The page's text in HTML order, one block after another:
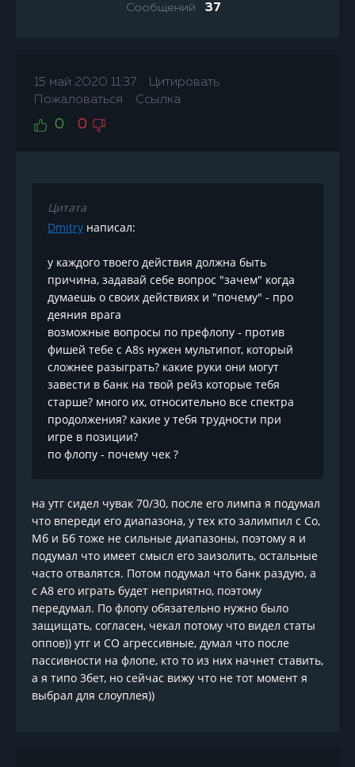
Сообщений 37
15 май 2020 11:37
Цитировать
Пожаловаться
Ссылка
0 0
Цитата
Dmitry написал:
у каждого твоего действия должна быть
причина, задавай себе вопрос "зачем" когда
думаешь о своих действиях и "почему" - про
деяния врага
возможные вопросы по префлопу - против
фишей тебе с А8s нужен мультипот, который
сложнее разыграть? какие руки они могут
завести в банк на твой рейз которые тебя
старше? много их, относительно все спектра
продолжения? какие у тебя трудности при
игре в позиции?
по флопу - почему чек ?
на утг сидел чувак 70/30, после его лимпа я подумал
что впереди его диапазона, у тех кто залимпил с Со,
Мб и Бб тоже не сильные диапазоны, поэтому я и
подумал что имеет смысл его заизолить, остальные
часто отвалятся. Потом подумал что банк раздую, а
с А8 его играть будет неприятно, поэтому
передумал. По флопу обязательно нужно было
защищать, согласен, чекал потому что видел статы
оппов)) утг и СО агрессивные, думал что после
пассивности на флопе, кто то из них начнет ставить,
а я типо 3бет, но сейчас вижу что не тот момент я
выбрал для слоуплея))